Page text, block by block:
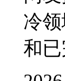
冷
和